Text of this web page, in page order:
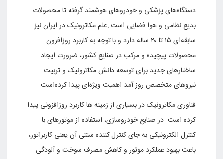
دستگاه‌های پزشکی و خودروهای هوشمند گرفته تا محصولات
بدیع نظامی و هوا فضایی است .علم مکاترونیک در ایران نیز
سابقه‌ای ۱۵ تا ۲۰ ساله دارد و با توجه به کاربرد روزافزون
محصولات پیچیده و مرکب در صنایع کشور، ضرورت ایجاد
ساختارهای جدید برای توسعه دانش مکاترونیک و تربیت
نیروهای متخصص روز آمد اهمیت ویژه‌ای پیدا کرده‌است.
فناورى مکاترونیک در بسیارى از زمینه ها کاربرد روزافزونى پیدا
کرده است .در صنایع خودروسازى، استفاده از موتورهاى با
کنترل الکترونیکى به جاى کنترل کننده سنتى آن یعنى کاربراتور،
باعث بهبود عملکرد موتور و کاهش مصرف سوخت و آلودگى